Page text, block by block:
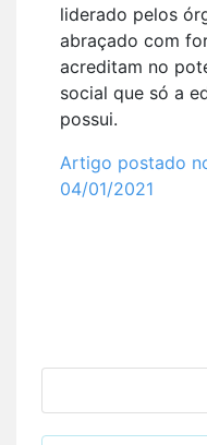
liderado pelos
abraçado com
acreditam no
social que só a
possui.
Artigo postado
04/01/2021